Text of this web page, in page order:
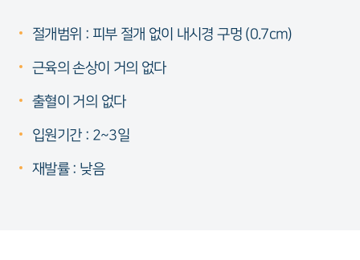
절개범위 : 피부 절개 없이 내시경 구멍 (0.7cm)
근육의 손상이 거의 없다
출혈이 거의 없다
입원기간 : 2~3일
재발률 : 낮음